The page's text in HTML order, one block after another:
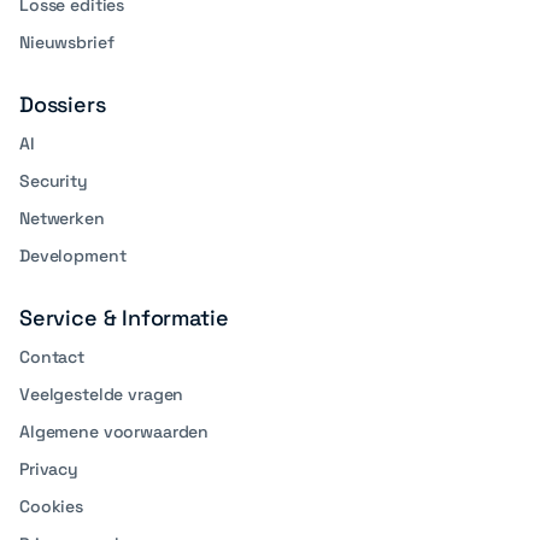
Losse edities
Nieuwsbrief
Dossiers
AI
Security
Netwerken
Development
Service & Informatie
Contact
Veelgestelde vragen
Algemene voorwaarden
Privacy
Cookies